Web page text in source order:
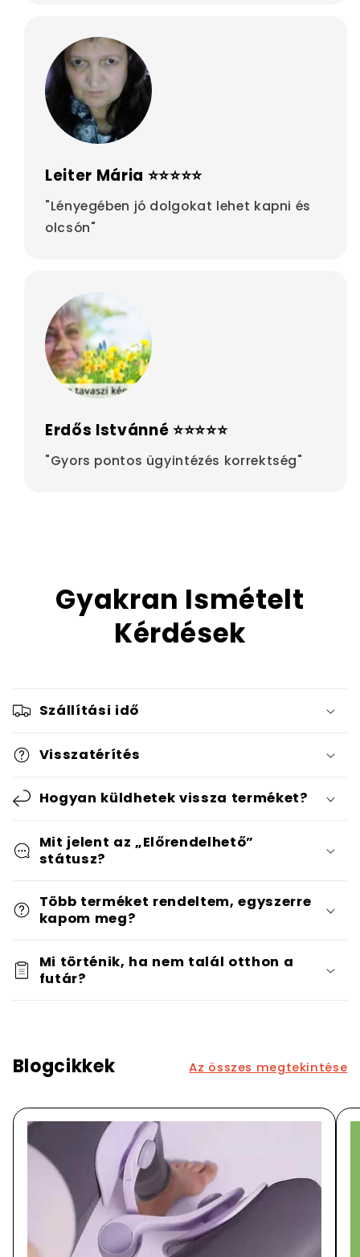
Leiter Mária ⭐⭐⭐⭐⭐
"Lényegében jó dolgokat lehet kapni és
olcsón"
Erdős Istvánné ⭐⭐⭐⭐⭐
"Gyors pontos ügyintézés korrektség"
Gyakran Ismételt
Kérdések
Szállítási idő
Visszatérítés
Hogyan küldhetek vissza terméket?
Mit jelent az „Előrendelhető”
státusz?
Több terméket rendeltem, egyszerre
kapom meg?
Mi történik, ha nem talál otthon a
futár?
Blogcikkek Az összes megtekintése